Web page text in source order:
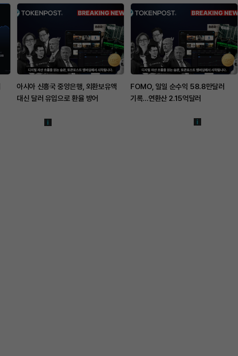
아시아 신흥국 중앙은행, 외환보유액
대신 달러 유입으로 환율 방어
FOMO, 일일 순수익 58.8만달러
기록…연환산 2.15억달러